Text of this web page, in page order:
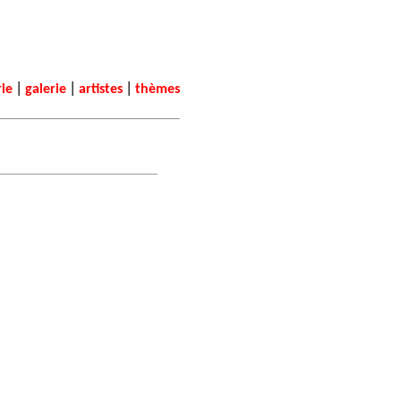
galerie artistes thèmes